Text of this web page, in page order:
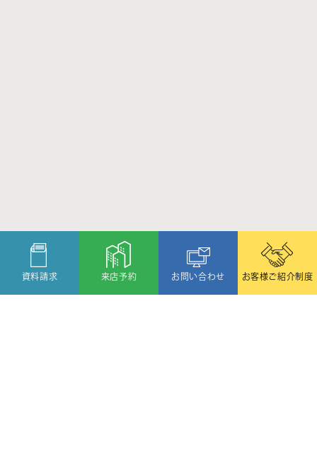
資料請求 来店予約 お問い合わせ お客様ご紹介制度